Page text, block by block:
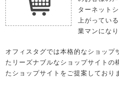
ターネット
上がってい
業マンになり
オフィスタグでは本格的なショップ
たリーズナブルなショップサイトの
たショップサイトをご提案しており